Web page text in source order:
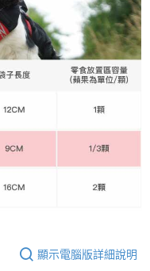
顯示電腦版詳細說明